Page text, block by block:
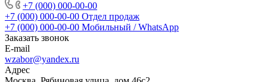
+7 (000) 000-00-00
+7 (000) 000-00-00 Отдел продаж
+7 (000) 000-00-00 Мобильный / WhatsApp
Заказать звонок
E-mail
wzabor@yandex.ru
Адрес